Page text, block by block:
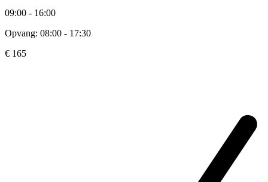
09:00 - 16:00
Opvang: 08:00 - 17:30
€ 165